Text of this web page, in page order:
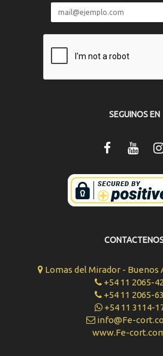
SEGUINOS EN
Lomas del Mirador -
+54 11 2065-
+54 11 2065-
+54 11 3114-
info@Fe-
www.Fe-